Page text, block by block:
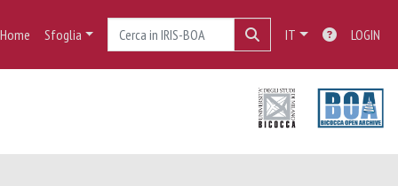
Home Sfoglia IT LOGIN